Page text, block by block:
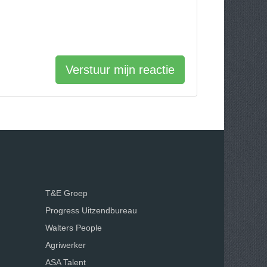
Verstuur mijn reactie
T&E Groep
Progress Uitzendbureau
Walters People
Agriwerker
ASA Talent